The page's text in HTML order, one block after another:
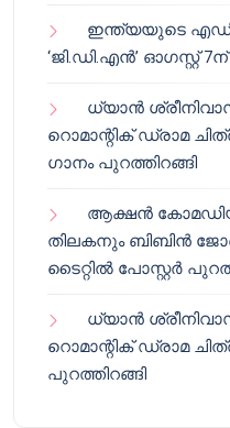
ഇന്ത്യയുടെ
‘ജി.ഡി.എൻ’ ഓഗസ്റ്റ്
ധ്യാൻ
റൊമാന്റിക് ഡ്രാമ
ഗാനം പുറത്തിറങ്ങി
ആക്ഷൻ
തിലകനും ബിബിൻ
ടൈറ്റിൽ പോസ്റ്റർ
ധ്യാൻ
റൊമാന്റിക് ഡ്രാമ
പുറത്തിറങ്ങി